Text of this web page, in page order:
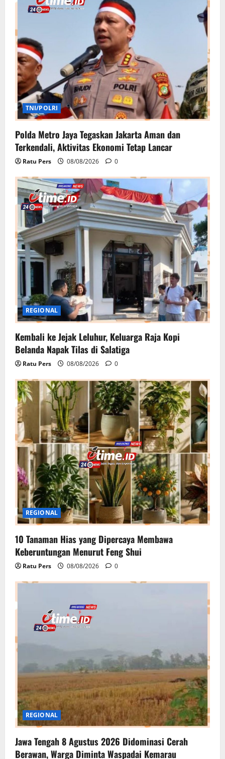
TNI/POLRI
Polda Metro Jaya Tegaskan Jakarta Aman dan
Terkendali, Aktivitas Ekonomi Tetap Lancar
Ratu Pers 08/08/2026 0
REGIONAL
Kembali ke Jejak Leluhur, Keluarga Raja Kopi
Belanda Napak Tilas di Salatiga
Ratu Pers 08/08/2026 0
REGIONAL
10 Tanaman Hias yang Dipercaya Membawa
Keberuntungan Menurut Feng Shui
Ratu Pers 08/08/2026 0
REGIONAL
Jawa Tengah 8 Agustus 2026 Didominasi Cerah
Berawan, Warga Diminta Waspadai Kemarau